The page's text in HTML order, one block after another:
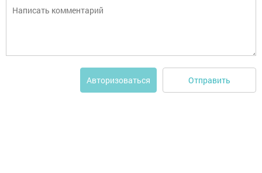
Авторизоваться Отправить